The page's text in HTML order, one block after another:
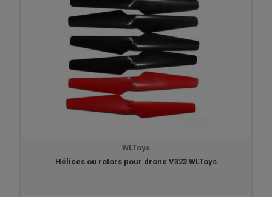
WLToys
Hélices ou rotors pour drone V323 WLToys